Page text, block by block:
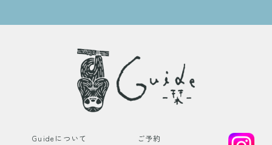
Guideについて ご予約